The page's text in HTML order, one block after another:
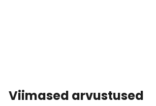
Viimased arvustused